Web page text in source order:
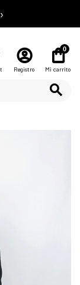
›
Registro
0
Mi carrito